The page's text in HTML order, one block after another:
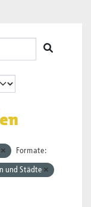
Formate:
und Städte